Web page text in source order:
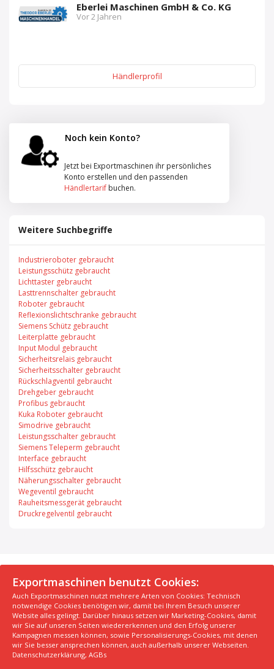
Eberlei Maschinen GmbH & Co. KG
Vor 2 Jahren
Händlerprofil
Noch kein Konto?
Jetzt bei Exportmaschinen ihr persönliches
Konto erstellen und den passenden
Händlertarif buchen.
Weitere Suchbegriffe
Industrieroboter gebraucht
Leistungsschütz gebraucht
Lichttaster gebraucht
Lasttrennschalter gebraucht
Roboter gebraucht
Reflexionslichtschranke gebraucht
Siemens Schütz gebraucht
Leiterplatte gebraucht
Input Modul gebraucht
Sicherheitsrelais gebraucht
Sicherheitsschalter gebraucht
Rückschlagventil gebraucht
Drehgeber gebraucht
Profibus gebraucht
Kuka Roboter gebraucht
Simodrive gebraucht
Leistungsschalter gebraucht
Siemens Teleperm gebraucht
Interface gebraucht
Hilfsschütz gebraucht
Näherungsschalter gebraucht
Wegeventil gebraucht
Rauheitsmessgerät gebraucht
Druckregelventil gebraucht
© 2026 Exportmaschinen.de
Über uns
AGB Datenschutzerklärung
FAQ
Impressum
Hersteller
Unsere Top Maschinen #1
Unsere Top Maschinen #2
Unsere Top Maschinen #3
Kontaktiere uns
Kindergarten in der Nähe finden
Exportmaschinen benutzt Cookies:
Auch Exportmaschinen nutzt mehrere Arten von Cookies: Technisch
notwendige Cookies benötigen wir, damit bei Ihrem Besuch unserer
Website alles gelingt. Darüber hinaus setzen wir Marketing-Cookies, damit
wir Sie auf unseren Seiten wiedererkennen und den Erfolg unserer
Kampagnen messen können, sowie Personalisierungs-Cookies, mit denen
wir Sie besser ansprechen können, auch außerhalb unserer Webseiten.
Datenschutzerklärung, AGBs